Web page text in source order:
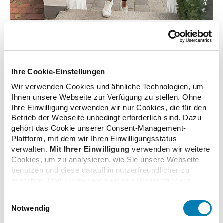
Ihre Cookie-Einstellungen
Wir verwenden Cookies und ähnliche Technologien, um
Ihnen unsere Webseite zur Verfügung zu stellen. Ohne
Ihre Einwilligung verwenden wir nur Cookies, die für den
Betrieb der Webseite unbedingt erforderlich sind. Dazu
gehört das Cookie unserer Consent-Management-
Plattform, mit dem wir Ihren Einwilligungsstatus
verwalten. Mit Ihrer Einwilligung verwenden wir weitere
Cookies, um zu analysieren, wie Sie unsere Webseite
benutzen und diese daraufhin nutzerfreundlicher zu
Adresse und Ihr Surfverhalten verarbeitet. Mit einem
Klick auf „Cookies zulassen“ stimmen Sie der
Notwendig
zurück zur Übersicht
Zusatzinformationen
Verwandte Nachrichten
Alles, was man über Apotheken wissen muss:
18.06.2021